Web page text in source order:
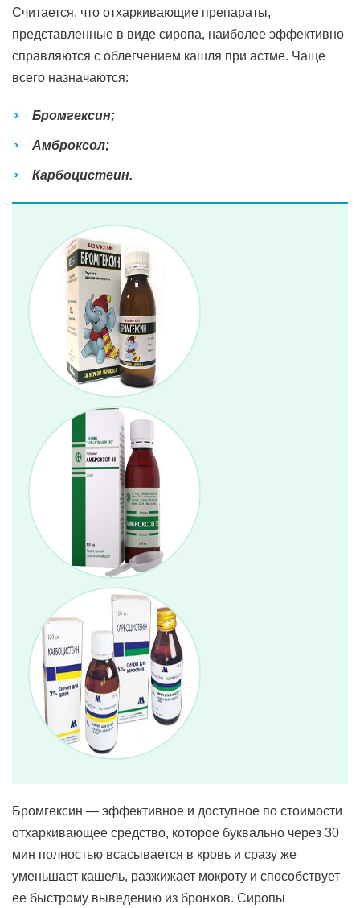
Считается, что отхаркивающие препараты,
представленные в виде сиропа, наиболее эффективно
справляются с облегчением кашля при астме. Чаще
всего назначаются:
Бромгексин;
Амброксол;
Карбоцистеин.
Бромгексин — эффективное и доступное по стоимости
отхаркивающее средство, которое буквально через 30
мин полностью всасывается в кровь и сразу же
уменьшает кашель, разжижает мокроту и способствует
ее быстрому выведению из бронхов. Сиропы